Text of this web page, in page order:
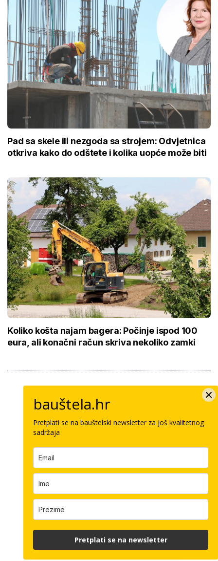
Pad sa skele ili nezgoda sa strojem: Odvjetnica
otkriva kako do odštete i kolika uopće može biti
Koliko košta najam bagera: Počinje ispod 100
eura, ali konačni račun skriva nekoliko zamki
bauštela.hr
Pretplati se na bauštelski newsletter za još kvalitetnog
sadržaja
Pretplati se na newsletter